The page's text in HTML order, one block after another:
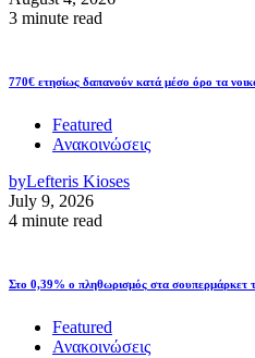
3 minute read
770€ ετησίως δαπανούν κατά μέσο όρο τα
Featured
Ανακοινώσεις
byLefteris Kioses
July 9, 2026
4 minute read
Στο 0,39% ο πληθωρισμός στα σουπερμάρκετ
Featured
Ανακοινώσεις